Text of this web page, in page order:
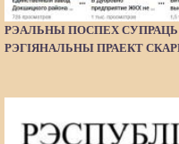
РЭАЛЬНЫ ПОСПЕХ
РЭГІЯНАЛЬНЫ ПРАЕКТ